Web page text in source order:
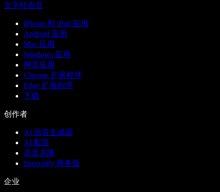
文字转语音
iPhone 和 iPad 应用
Android 应用
Mac 应用
Windows 应用
网页应用
Chrome 扩展程序
Edge 扩展程序
下载
创作者
AI 语音生成器
AI 配音
语音克隆
Speechify 商务版
企业